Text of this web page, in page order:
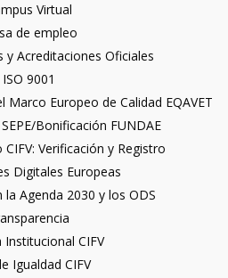
Virtual
de empleo
y Acreditaciones Oficiales
ISO 9001
Marco Europeo de Calidad EQAVET
Bonificación FUNDAE
Verificación y Registro
Digitales Europeas
Agenda 2030 y los ODS
Institucional CIFV
Igualdad CIFV